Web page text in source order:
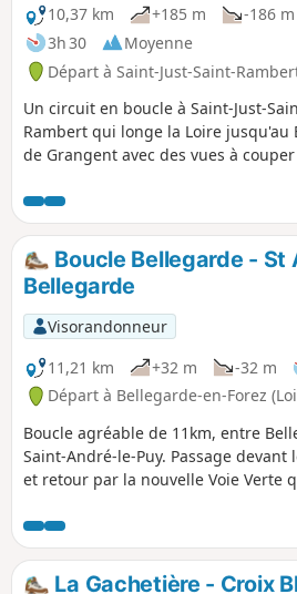
10,37 km
+185 m
-186 m
3h 30
Moyenne
Départ à Saint-Just-Saint-
Un circuit en boucle à Saint-Just-
Rambert qui longe la Loire jusqu'au
de Grangent avec des vues à
Boucle Bellegarde - St
Bellegarde
Visorandonneur
11,21 km
+32 m -32 m
Départ à Bellegarde-en-Forez
Boucle agréable de 11km, entre
Saint-André-le-Puy. Passage devant
et retour par la nouvelle Voie Verte
des routes fréquentées.
La Gachetière - Croix